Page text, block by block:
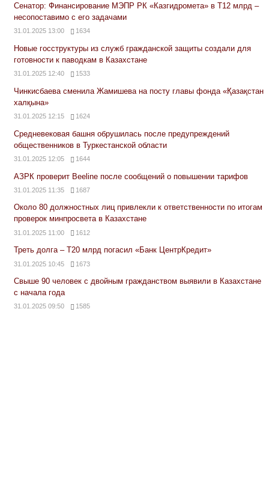
Сенатор: Финансирование МЭПР РК «Казгидромета» в Т12 млрд –
несопоставимо с его задачами
31.01.2025 13:00 1634
Новые госструктуры из служб гражданской защиты создали для
готовности к паводкам в Казахстане
31.01.2025 12:40 1533
Чинкисбаева сменила Жамишева на посту главы фонда «Қазақстан
халқына»
31.01.2025 12:15 1624
Средневековая башня обрушилась после предупреждений
общественников в Туркестанской области
31.01.2025 12:05 1644
АЗРК проверит Beeline после сообщений о повышении тарифов
31.01.2025 11:35 1687
Около 80 должностных лиц привлекли к ответственности по итогам
проверок минпросвета в Казахстане
31.01.2025 11:00 1612
Треть долга – Т20 млрд погасил «Банк ЦентрКредит»
31.01.2025 10:45 1673
Свыше 90 человек с двойным гражданством выявили в Казахстане
с начала года
31.01.2025 09:50 1585